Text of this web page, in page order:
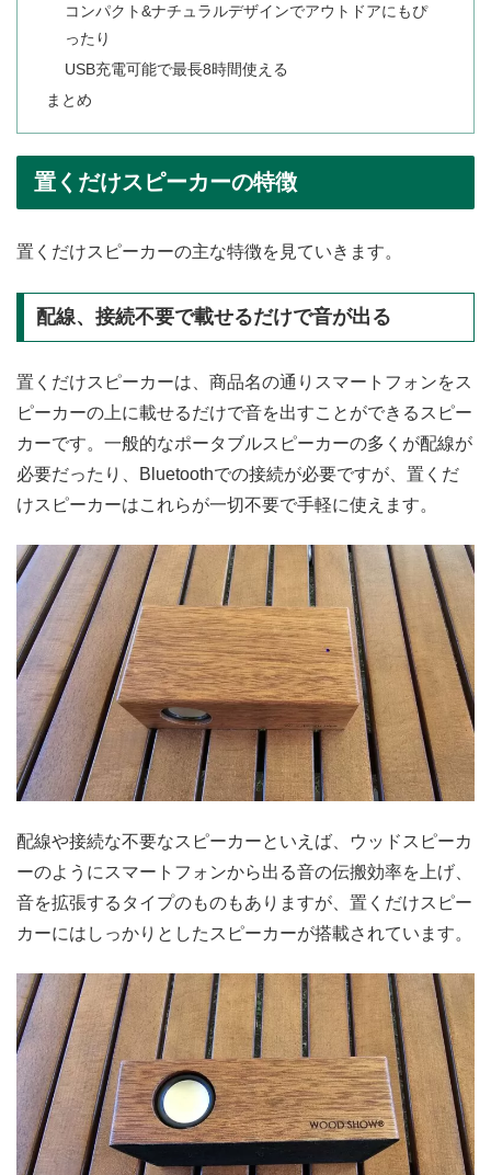
コンパクト&ナチュラルデザインでアウトドアにもぴ
ったり
USB充電可能で最長8時間使える
まとめ
置くだけスピーカーの特徴
置くだけスピーカーの主な特徴を見ていきます。
配線、接続不要で載せるだけで音が出る
置くだけスピーカーは、商品名の通りスマートフォンをス
ピーカーの上に載せるだけで音を出すことができるスピー
カーです。一般的なポータブルスピーカーの多くが配線が
必要だったり、Bluetoothでの接続が必要ですが、置くだ
けスピーカーはこれらが一切不要で手軽に使えます。
配線や接続な不要なスピーカーといえば、ウッドスピーカ
ーのようにスマートフォンから出る音の伝搬効率を上げ、
音を拡張するタイプのものもありますが、置くだけスピー
カーにはしっかりとしたスピーカーが搭載されています。